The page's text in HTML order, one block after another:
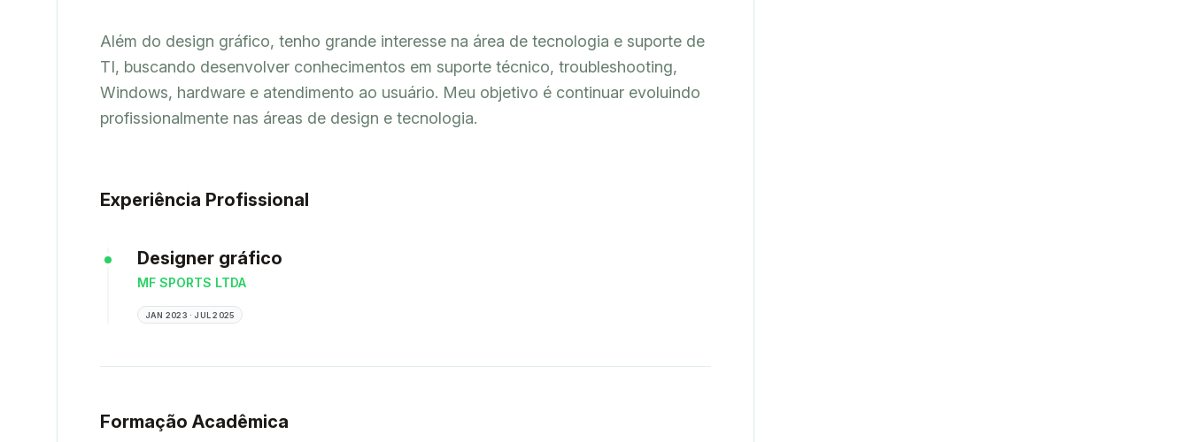
Além do design gráfico, tenho grande interesse na área de tecnologia e suporte de
TI, buscando desenvolver conhecimentos em suporte técnico, troubleshooting,
Windows, hardware e atendimento ao usuário. Meu objetivo é continuar evoluindo
profissionalmente nas áreas de design e tecnologia.
Experiência Profissional
Designer gráfico
MF SPORTS LTDA
JAN 2023 · JUL 2025
Formação Acadêmica